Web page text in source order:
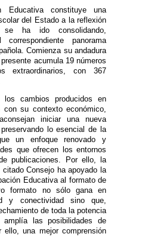
Educativa constituye una
del Estado a la reflexión
ha ido consolidando,
panorama
Comienza su andadura
acumula 19 números
extraordinarios, con 367
los cambios producidos en
su contexto económico,
iniciar una nueva
lo esencial de la
un enfoque renovado y
que ofrecen los entornos
publicaciones. Por ello, la
Consejo ha apoyado la
Educativa al formato de
formato no sólo gana en
y conectividad sino que,
de toda la potencia
las posibilidades de
una mejor comprensión